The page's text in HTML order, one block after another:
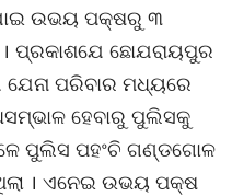
ଉଭୟ ପକ୍ଷରୁ ୩
। ପ୍ରକାଶଯେ ଛୋଯରାୟପୁର
ପରିବାର ମଧ୍ୟରେ
ହେବାରୁ ପୁଲିସକୁ
ପୁଲିସ ପହଂଚି ଗଣ୍ଡଗୋଳ
। ଏନେଇ ଉଭୟ ପକ୍ଷ